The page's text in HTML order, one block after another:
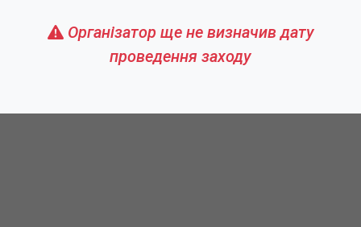
Організатор ще не визначив дату
проведення заходу